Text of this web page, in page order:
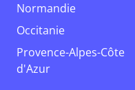
Normandie
Occitanie
Provence-Alpes-Côte
d'Azur